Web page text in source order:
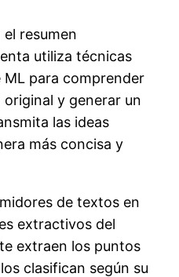
resumen
utiliza técnicas
para comprender
y generar un
las ideas
más concisa y
de textos en
extractivos del
extraen los puntos
clasifican según su